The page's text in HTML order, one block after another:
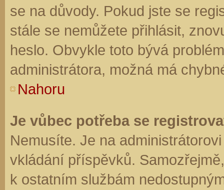
se na důvody. Pokud jste se
stále se nemůžete přihlásit,
heslo. Obvykle toto bývá
administrátora, možná má
Nahoru
Je vůbec potřeba se
Nemusíte. Je na
vkládání příspěvků.
k ostatním službám